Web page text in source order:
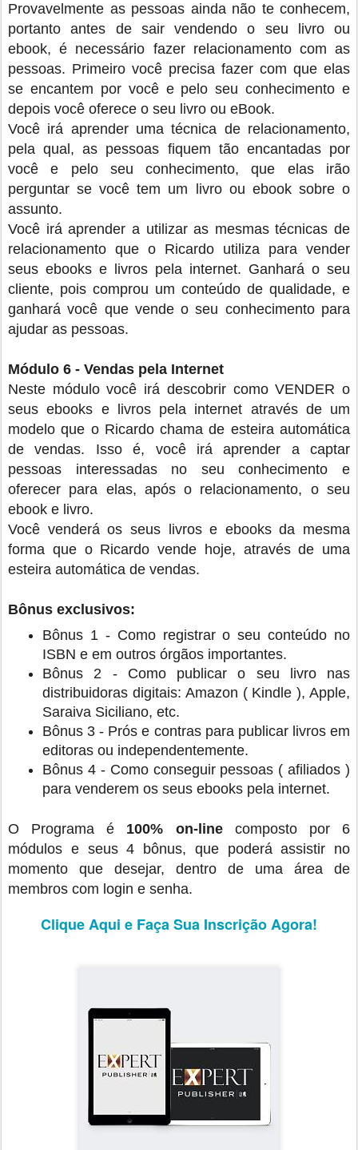
Provavelmente as pessoas ainda não te conhecem,
portanto antes de sair vendendo o seu livro ou
ebook, é necessário fazer relacionamento com as
pessoas. Primeiro você precisa fazer com que elas
se encantem por você e pelo seu conhecimento e
depois você oferece o seu livro ou eBook.
Você irá aprender uma técnica de relacionamento,
pela qual, as pessoas fiquem tão encantadas por
você e pelo seu conhecimento, que elas irão
perguntar se você tem um livro ou ebook sobre o
assunto.
Você irá aprender a utilizar as mesmas técnicas de
relacionamento que o Ricardo utiliza para vender
seus ebooks e livros pela internet. Ganhará o seu
cliente, pois comprou um conteúdo de qualidade, e
ganhará você que vende o seu conhecimento para
ajudar as pessoas.
Módulo 6 - Vendas pela Internet
Neste módulo você irá descobrir como VENDER o
seus ebooks e livros pela internet através de um
modelo que o Ricardo chama de esteira automática
de vendas. Isso é, você irá aprender a captar
pessoas interessadas no seu conhecimento e
oferecer para elas, após o relacionamento, o seu
ebook e livro.
Você venderá os seus livros e ebooks da mesma
forma que o Ricardo vende hoje, através de uma
esteira automática de vendas.
Bônus exclusivos:
Bônus 1 - Como registrar o seu conteúdo no
ISBN e em outros órgãos importantes.
Bônus 2 - Como publicar o seu livro nas
distribuidoras digitais: Amazon ( Kindle ), Apple,
Saraiva Siciliano, etc.
Bônus 3 - Prós e contras para publicar livros em
editoras ou independentemente.
Bônus 4 - Como conseguir pessoas (afiliados )
para venderem os seus ebooks pela internet.
O Programa é 100% on-line composto por 6
módulos e seus 4 bônus, que poderá assistir no
momento que desejar, dentro de uma área de
membros com login e senha.
Clique Aqui e Faça Sua Inscrição Agora!